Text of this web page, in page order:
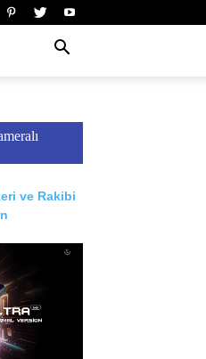
ve Rakibi